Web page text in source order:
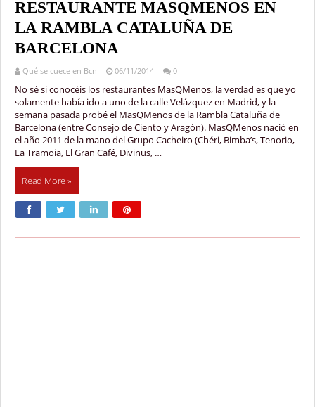
RESTAURANTE MASQMENOS EN
LA RAMBLA CATALUÑA DE
BARCELONA
Qué se cuece en Bcn 06/11/2014 0
No sé si conocéis los restaurantes MasQMenos, la verdad es que yo
solamente había ido a uno de la calle Velázquez en Madrid, y la
semana pasada probé el MasQMenos de la Rambla Cataluña de
Barcelona (entre Consejo de Ciento y Aragón). MasQMenos nació en
el año 2011 de la mano del Grupo Cacheiro (Chéri, Bimba’s, Tenorio,
La Tramoia, El Gran Café, Divinus, …
Read More »